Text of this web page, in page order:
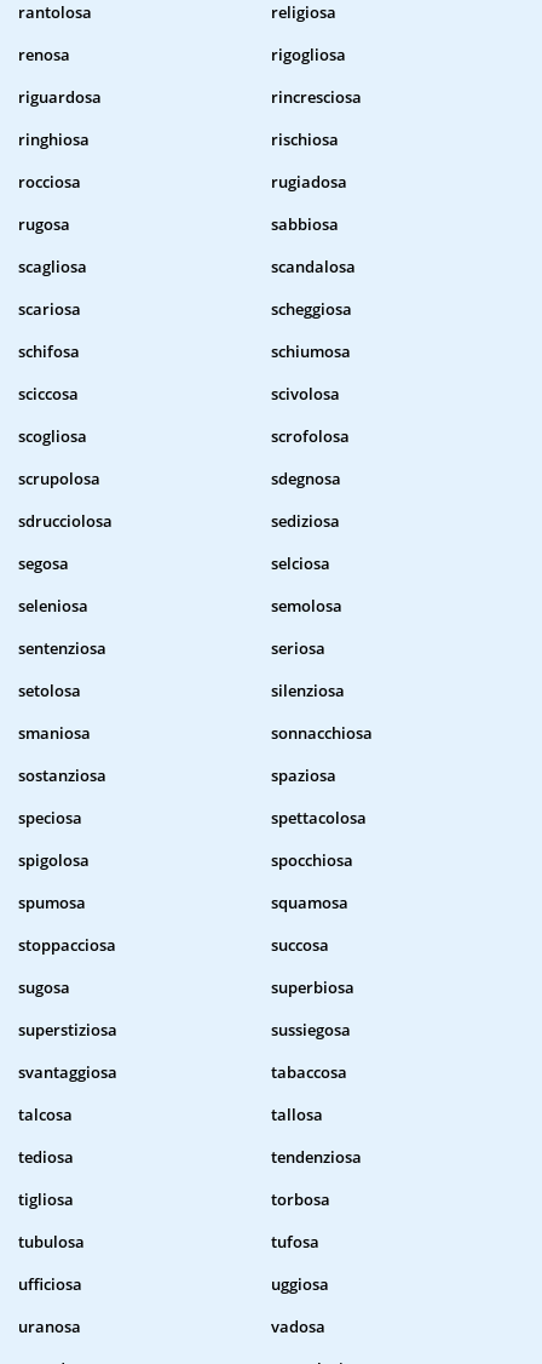
rantolosa
religiosa
renosa
rigogliosa
riguardosa
rincresciosa
ringhiosa
rischiosa
rocciosa
rugiadosa
rugosa
sabbiosa
scagliosa
scandalosa
scariosa
scheggiosa
schifosa
schiumosa
sciccosa
scivolosa
scogliosa
scrofolosa
scrupolosa
sdegnosa
sdrucciolosa
sediziosa
segosa
selciosa
seleniosa
semolosa
sentenziosa
seriosa
setolosa
silenziosa
smaniosa
sonnacchiosa
sostanziosa
spaziosa
speciosa
spettacolosa
spigolosa
spocchiosa
spumosa
squamosa
stoppacciosa
succosa
sugosa
superbiosa
superstiziosa
sussiegosa
svantaggiosa
tabaccosa
talcosa
tallosa
tediosa
tendenziosa
tigliosa
torbosa
tubulosa
tufosa
ufficiosa
uggiosa
uranosa
vadosa